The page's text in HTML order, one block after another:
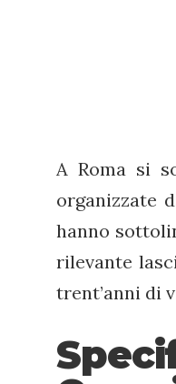
A Roma si
organizzate
hanno
rilevante
trent’anni di